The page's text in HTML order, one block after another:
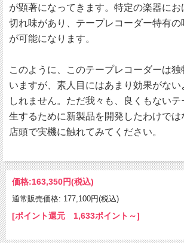
が顕著になってきます。特定の楽器に
切れ味があり、テープレコーダー特有の
が可能になります。
このように、このテープレコーダーは独
いますが、素人目にはあまり効果がない
しれません。ただ我々も、良くもない
生するために新製品を開発したわけでは
店頭で実機に触れてみてください。
価格:163,350円(税込)
通常販売価格: 177,100円(税込)
[ポイント還元 1,633ポイント～]